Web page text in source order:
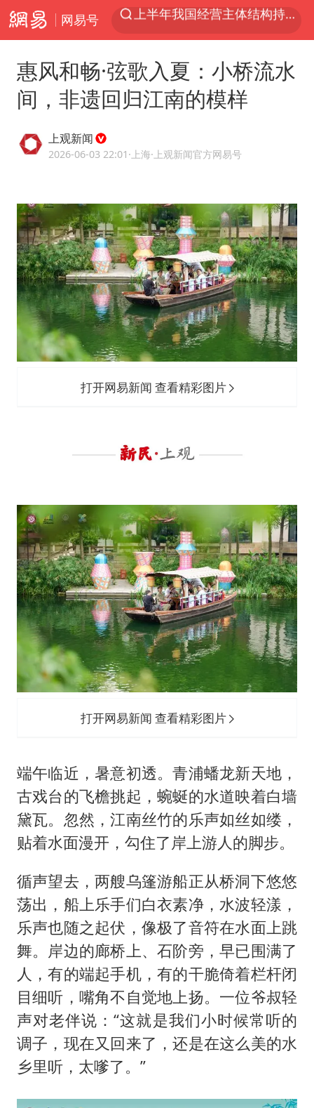
网易号
上海有出现龙卷潜势
今日15时起福州地铁高架区段停运
白海豚逼近浙闽沿海
上门女婿出轨女邻居多年被判重婚罪
王传君 《披荆斩棘》
2025年小学教师减少13.19万
王艺迪无缘横滨赛决赛
泰国：高度重视中国游客旅游体验
于东来直播和胖东来核心团队开会
《龙餐馆》 冲奖
惠风和畅·弦歌入夏：小桥流水
间，非遗回归江南的模样
上观新闻
2026-06-03 22:01 ·上海·上观新闻官方网易号
打开网易新闻 查看精彩图片
打开网易新闻 查看精彩图片
端午临近，暑意初透。青浦蟠龙新天地，
古戏台的飞檐挑起，蜿蜒的水道映着白墙
黛瓦。忽然，江南丝竹的乐声如丝如缕，
贴着水面漫开，勾住了岸上游人的脚步。
循声望去，两艘乌篷游船正从桥洞下悠悠
荡出，船上乐手们白衣素净，水波轻漾，
乐声也随之起伏，像极了音符在水面上跳
舞。岸边的廊桥上、石阶旁，早已围满了
人，有的端起手机，有的干脆倚着栏杆闭
目细听，嘴角不自觉地上扬。一位爷叔轻
声对老伴说：“这就是我们小时候常听的
调子，现在又回来了，还是在这么美的水
乡里听，太嗲了。”